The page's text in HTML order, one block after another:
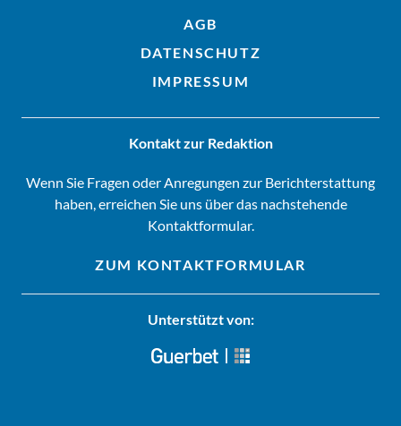
AGB
DATENSCHUTZ
IMPRESSUM
Kontakt zur Redaktion
Wenn Sie Fragen oder Anregungen zur Berichterstattung
haben, erreichen Sie uns über das nachstehende
Kontaktformular.
ZUM KONTAKTFORMULAR
Unterstützt von: